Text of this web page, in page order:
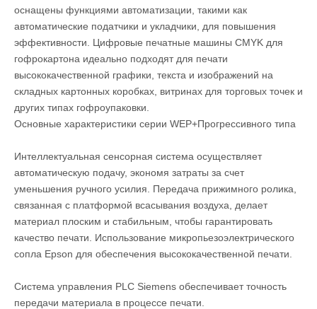
оснащены функциями автоматизации, такими как
автоматические податчики и укладчики, для повышения
эффективности. Цифровые печатные машины CMYK для
гофрокартона идеально подходят для печати
высококачественной графики, текста и изображений на
складных картонных коробках, витринах для торговых точек и
других типах гофроупаковки.
Основные характеристики серии WEP+Прогрессивного типа
Интеллектуальная сенсорная система осуществляет
автоматическую подачу, экономя затраты за счет
уменьшения ручного усилия. Передача прижимного ролика,
связанная с платформой всасывания воздуха, делает
материал плоским и стабильным, чтобы гарантировать
качество печати. ​​Использование микропьезоэлектрического
сопла Epson для обеспечения высококачественной печати.
Система управления PLC Siemens обеспечивает точность
передачи материала в процессе печати.